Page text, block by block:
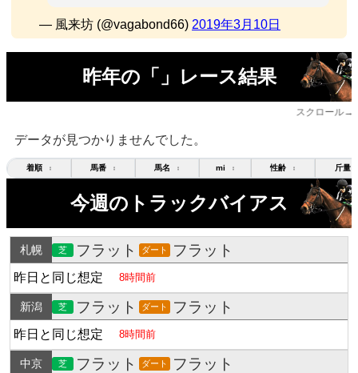
— 風来坊 (@vagabond66) 2019年3月10日
昨年の「」レース結果
スクロール→
データが見つかりませんでした。
着順 ↕ 馬番 ↕ 馬名 ↕ mi ↕ 性齢 ↕ 斤量
今週のトラックバイアス
札幌 芝 フラット ダート フラット
昨日と同じ想定 8時間前
新潟 芝 フラット ダート フラット
昨日と同じ想定 8時間前
中京 芝 フラット ダート フラット